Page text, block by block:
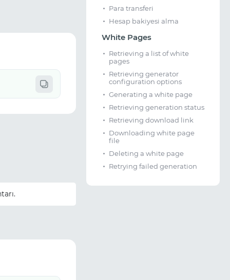
Para transferi
Hesap bakiyesi alma
White Pages
Retrieving a list of white
pages
Retrieving generator
configuration options
Generating a white page
Retrieving generation status
Retrieving download link
Downloading white page
file
Deleting a white page
Retrying failed generation